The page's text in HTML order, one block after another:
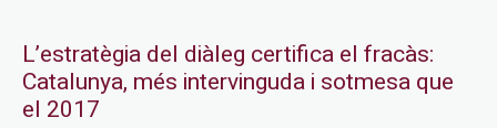
L’estratègia del diàleg certifica el fracàs:
Catalunya, més intervinguda i sotmesa que
el 2017